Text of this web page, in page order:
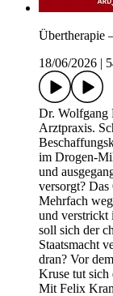
Übertherapie
18/06/2026
Dr. Wolfgang
Arztpraxis.
im Drogen-
und
versorgt?
Mehrfach
und verstrickt
soll sich der
Staatsmacht
dran? Vor
Kruse tut sich
Mit Felix